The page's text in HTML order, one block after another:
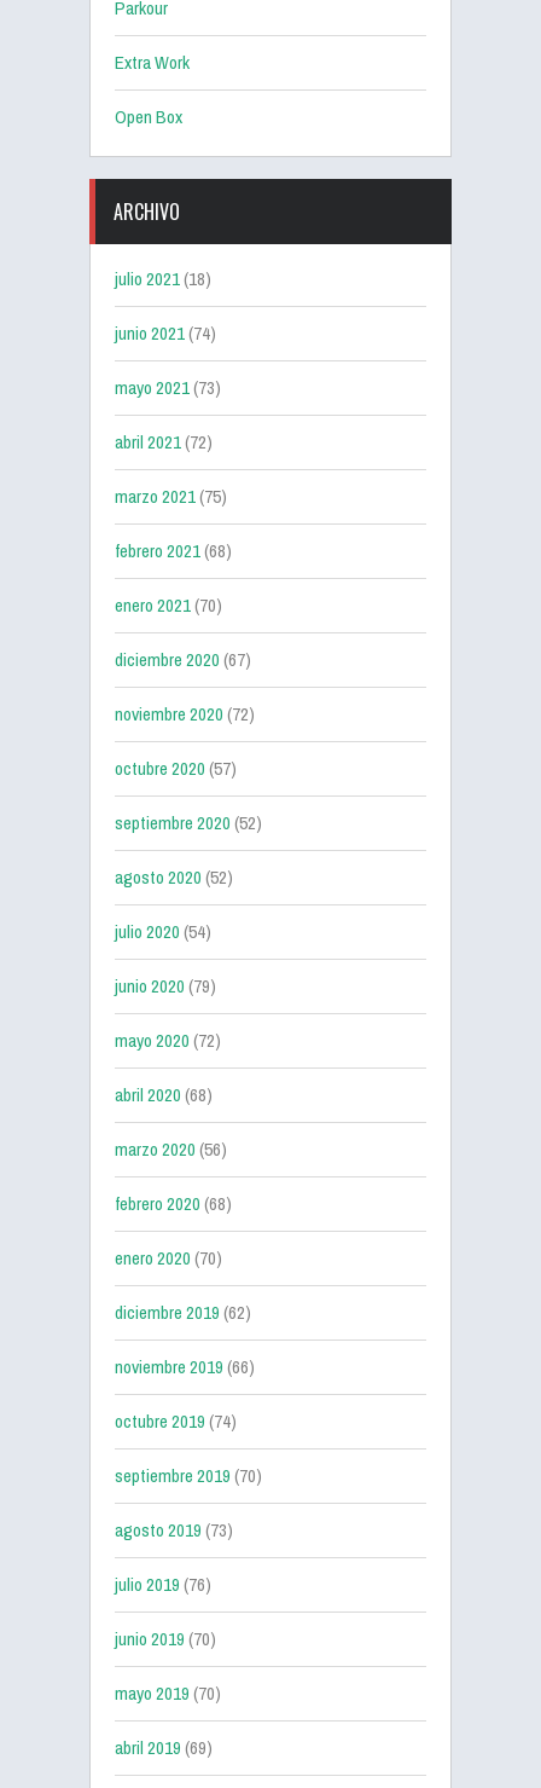
Parkour
Extra Work
Open Box
ARCHIVO
julio 2021(18)
junio 2021(74)
mayo 2021(73)
abril 2021(72)
marzo 2021(75)
febrero 2021(68)
enero 2021(70)
diciembre 2020(67)
noviembre 2020(72)
octubre 2020(57)
septiembre 2020(52)
agosto 2020(52)
julio 2020(54)
junio 2020(79)
mayo 2020(72)
abril 2020(68)
marzo 2020(56)
febrero 2020(68)
enero 2020(70)
diciembre 2019(62)
noviembre 2019(66)
octubre 2019(74)
septiembre 2019(70)
agosto 2019(73)
julio 2019(76)
junio 2019(70)
mayo 2019(70)
abril 2019(69)